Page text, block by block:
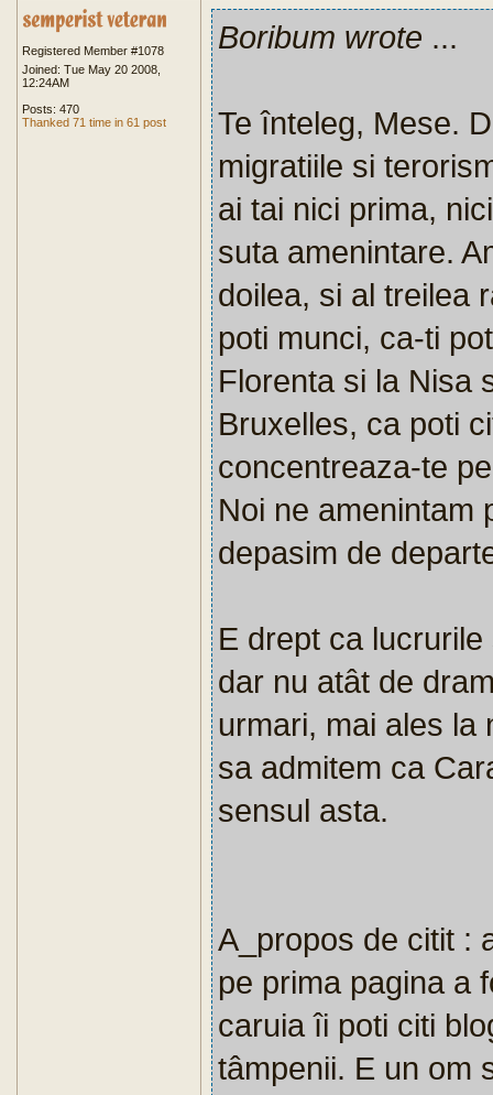
Registered Member #1078
Joined: Tue May 20 2008,
12:24AM
Posts: 470
Thanked 71 time in 61 post
Boribum wrote ...
Te înteleg, Mese.
migratiile si
ai tai nici prima,
suta amenintare.
doilea, si al treilea
poti munci, ca-ti
Florenta si la Nisa
Bruxelles, ca poti
concentreaza-te
Noi ne amenintam
depasim de
E drept ca
dar nu atât de
urmari, mai ales la
sa admitem ca
sensul asta.
A_propos de citit :
pe prima pagina a
caruia îi poti citi
tâmpenii. E un om